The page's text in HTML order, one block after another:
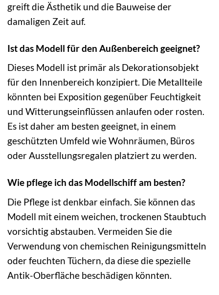
greift die Ästhetik und die Bauweise der
damaligen Zeit auf.
Ist das Modell für den Außenbereich geeignet?
Dieses Modell ist primär als Dekorationsobjekt
für den Innenbereich konzipiert. Die Metallteile
könnten bei Exposition gegenüber Feuchtigkeit
und Witterungseinflüssen anlaufen oder rosten.
Es ist daher am besten geeignet, in einem
geschützten Umfeld wie Wohnräumen, Büros
oder Ausstellungsregalen platziert zu werden.
Wie pflege ich das Modellschiff am besten?
Die Pflege ist denkbar einfach. Sie können das
Modell mit einem weichen, trockenen Staubtuch
vorsichtig abstauben. Vermeiden Sie die
Verwendung von chemischen Reinigungsmitteln
oder feuchten Tüchern, da diese die spezielle
Antik-Oberfläche beschädigen könnten.